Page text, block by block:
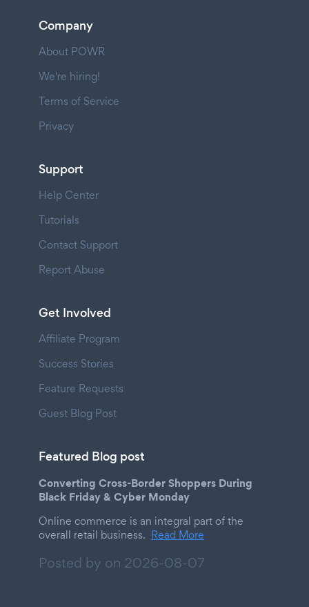
Company
About POWR
We're hiring!
Terms of Service
Privacy
Support
Help Center
Tutorials
Contact Support
Report Abuse
Get Involved
Affiliate Program
Success Stories
Feature Requests
Guest Blog Post
Featured Blog post
Converting Cross-Border Shoppers During
Black Friday & Cyber Monday
Online commerce is an integral part of the
overall retail business. Read More
Posted by on 2026-08-07